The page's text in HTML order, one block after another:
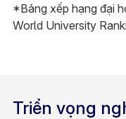
*Bảng xếp hạng đại
World University
Triển vọng